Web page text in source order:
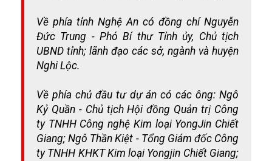
Về phía tỉnh Nghệ An có đồng chí Nguyễn
Đức Trung - Phó Bí thư Tỉnh ủy, Chủ tịch
UBND tỉnh; lãnh đạo các sở, ngành và huyện
Nghi Lộc.
Về phía chủ đầu tư dự án có các ông: Ngô
Kỷ Quần - Chủ tịch Hội đồng Quản trị Công
ty TNHH Công nghệ Kim loại YongJin Chiết
Giang; Ngô Thần Kiệt - Tổng Giám đốc Công
ty TNHH KHKT Kim loại Yongjin Chiết Giang;